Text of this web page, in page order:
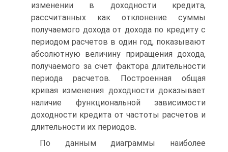
изменении в доходности кредита,
рассчитанных как отклонение суммы
получаемого дохода от дохода по кредиту с
периодом расчетов в один год, показывают
абсолютную величину приращения дохода,
получаемого за счет фактора длительности
периода расчетов. Построенная общая
кривая изменения доходности доказывает
наличие функциональной зависимости
доходности кредита от частоты расчетов и
длительности их периодов.
По данным диаграммы наиболее